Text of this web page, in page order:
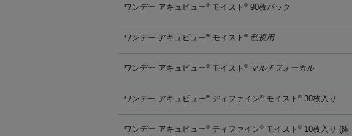
ワンデー アキュビュー® モイスト ® 90枚パック
ワンデー アキュビュー® モイスト ® 乱視用
ワンデー アキュビュー® モイスト ® マルチフォーカル
ワンデー アキュビュー® ディファイン® モイスト ® 30枚入り
ワンデー アキュビュー® ディファイン® モイスト ® 10枚入り (限